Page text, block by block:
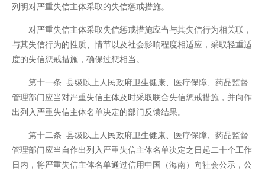
列明对严重失信主体采取的失信惩戒措施。
对严重失信主体采取失信惩戒措施应当与其失信行为相关联，
与其失信行为的性质、情节以及社会影响程度相适应，采取轻重适
度的失信惩戒措施，确保过惩相当。
第十一条 县级以上人民政府卫生健康、医疗保障、药品监督
管理部门应当对严重失信主体及时采取联合失信惩戒措施，并向作
出列入严重失信主体名单决定的部门反馈结果。
第十二条 县级以上人民政府卫生健康、医疗保障、药品监督
管理部门应当自作出列入严重失信主体名单决定之日起二十个工作
日内，将严重失信主体名单通过信用中国（海南）向社会公示，公